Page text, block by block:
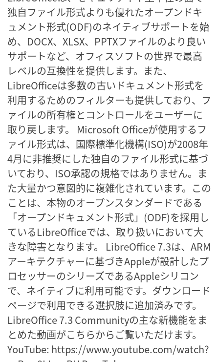
独自ファイル形式よりも優れたオープンドキ
ュメント形式(ODF)のネイティブサポートを始
め、DOCX、XLSX、PPTXファイルのより良い
サポートなど、オフィスソフトの世界で最高
レベルの互換性を提供します。また、
LibreOfficeは多数の古いドキュメント形式を
利用するためのフィルターも提供しており、フ
ァイルの所有権とコントロールをユーザーに
取り戻します。 Microsoft Officeが使用するフ
ァイル形式は、国際標準化機構(ISO)が2008年
4月に非推奨にした独自のファイル形式に基づ
いており、ISO承認の規格ではありません。ま
た大量かつ意図的に複雑化されています。この
ことは、本物のオープンスタンダードである
「オープンドキュメント形式」(ODF)を採用し
ているLibreOfficeでは、取り扱いにおいて大
きな障害となります。 LibreOffice 7.3は、ARM
アーキテクチャーに基づきAppleが設計したプ
ロセッサーのシリーズであるAppleシリコン
で、ネイティブに利用可能です。ダウンロード
ページで利用できる選択肢に追加済みです。
LibreOffice 7.3 Communityの主な新機能をま
とめた動画がこちらからご覧いただけます。
YouTube: https://www.youtube.com/watch?